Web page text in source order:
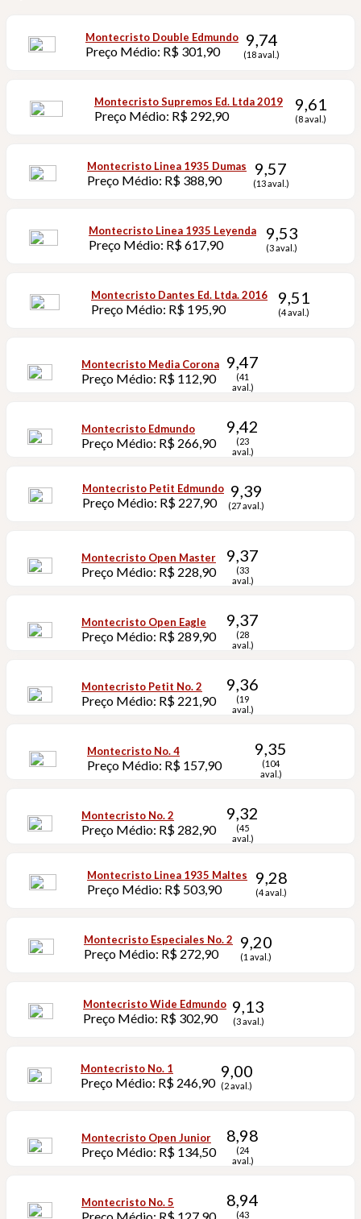
Montecristo Double Edmundo
Preço Médio: R$ 301,90
9,74
(18 aval.)
Montecristo Supremos Ed. Ltda 2019
Preço Médio: R$ 292,90
9,61
(8 aval.)
Montecristo Linea 1935 Dumas
Preço Médio: R$ 388,90
9,57
(13 aval.)
Montecristo Linea 1935 Leyenda
Preço Médio: R$ 617,90
9,53
(3 aval.)
Montecristo Dantes Ed. Ltda. 2016
Preço Médio: R$ 195,90
9,51
(4 aval.)
Montecristo Media Corona
Preço Médio: R$ 112,90
9,47
(41
aval.)
Montecristo Edmundo
Preço Médio: R$ 266,90
9,42
(23
aval.)
Montecristo Petit Edmundo
Preço Médio: R$ 227,90
9,39
(27 aval.)
Montecristo Open Master
Preço Médio: R$ 228,90
9,37
(33
aval.)
Montecristo Open Eagle
Preço Médio: R$ 289,90
9,37
(28
aval.)
Montecristo Petit No. 2
Preço Médio: R$ 221,90
9,36
(19
aval.)
Montecristo No. 4
Preço Médio: R$ 157,90
9,35
(104
aval.)
Montecristo No. 2
Preço Médio: R$ 282,90
9,32
(45
aval.)
Montecristo Linea 1935 Maltes
Preço Médio: R$ 503,90
9,28
(4 aval.)
Montecristo Especiales No. 2
Preço Médio: R$ 272,90
9,20
(1 aval.)
Montecristo Wide Edmundo
Preço Médio: R$ 302,90
9,13
(3 aval.)
Montecristo No. 1
Preço Médio: R$ 246,90
9,00
(2 aval.)
Montecristo Open Junior
Preço Médio: R$ 134,50
8,98
(24
aval.)
Montecristo No. 5 8,94
(43